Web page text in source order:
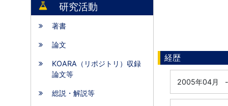
研究活動
著書
論文
KOARA（リポジトリ）収録
論文等
総説・解説等
経歴
2005年04月 -